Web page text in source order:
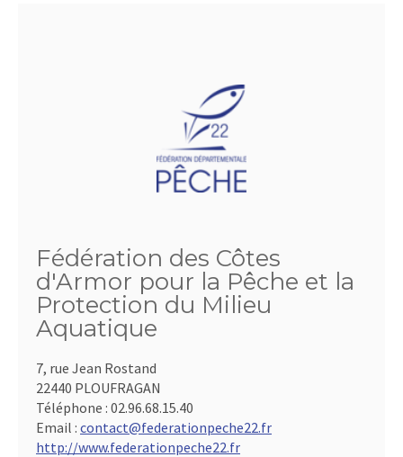
Fédération des Côtes
d'Armor pour la Pêche et la
Protection du Milieu
Aquatique
7, rue Jean Rostand
22440 PLOUFRAGAN
Téléphone : 02.96.68.15.40
Email : contact@federationpeche22.fr
http://www.federationpeche22.fr